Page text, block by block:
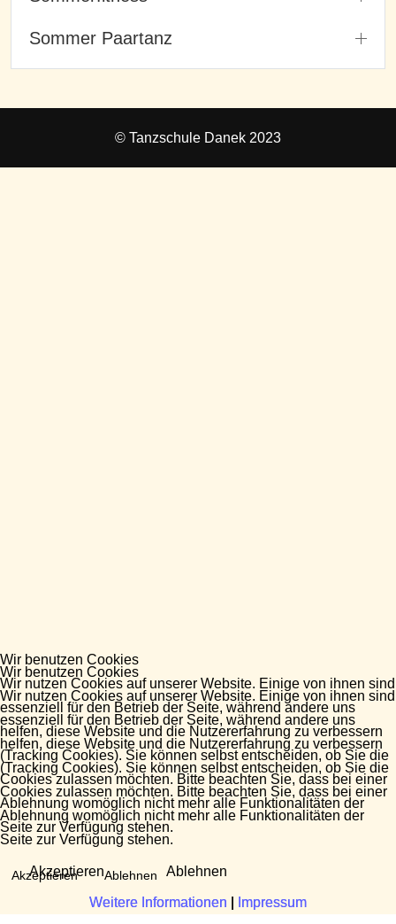
Wir benutzen Cookies
Wir nutzen Cookies auf unserer Website. Einige von ihnen sind
essenziell für den Betrieb der Seite, während andere uns
helfen, diese Website und die Nutzererfahrung zu verbessern
(Tracking Cookies). Sie können selbst entscheiden, ob Sie die
Cookies zulassen möchten. Bitte beachten Sie, dass bei einer
Ablehnung womöglich nicht mehr alle Funktionalitäten der
Seite zur Verfügung stehen.
Akzeptieren Ablehnen
Weitere Informationen Impressum
Sommer Paartanz
© Tanzschule Danek 2023
Wir benutzen Cookies
Wir nutzen Cookies auf unserer Website. Einige von ihnen sind
essenziell für den Betrieb der Seite, während andere uns
helfen, diese Website und die Nutzererfahrung zu verbessern
(Tracking Cookies). Sie können selbst entscheiden, ob Sie die
Cookies zulassen möchten. Bitte beachten Sie, dass bei einer
Ablehnung womöglich nicht mehr alle Funktionalitäten der
Seite zur Verfügung stehen.
Akzeptieren Ablehnen
Weitere Informationen Impressum